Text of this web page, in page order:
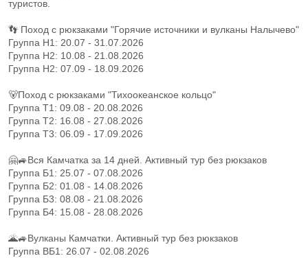
туристов.
👣 Поход с рюкзаками "Горячие источники и вулканы Налычево"
Группа Н1: 20.07 - 31.07.2026
Группа Н2: 10.08 - 21.08.2026
Группа Н2: 07.09 - 18.09.2026
🐻Поход с рюкзаками "Тихоокеанское кольцо"
Группа Т1: 09.08 - 20.08.2026
Группа Т2: 16.08 - 27.08.2026
Группа Т3: 06.09 - 17.09.2026
🤗🚙Вся Камчатка за 14 дней. Активный тур без рюкзаков
Группа Б1: 25.07 - 07.08.2026
Группа Б2: 01.08 - 14.08.2026
Группа Б3: 08.08 - 21.08.2026
Группа Б4: 15.08 - 28.08.2026
🌋🚙Вулканы Камчатки. Активный тур без рюкзаков
Группа ВБ1: 26.07 - 02.08.2026